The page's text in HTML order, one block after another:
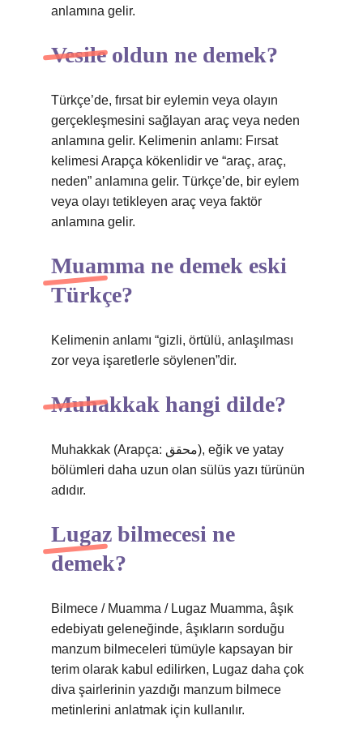
anlamına gelir.
Vesile oldun ne demek?
Türkçe’de, fırsat bir eylemin veya olayın
gerçekleşmesini sağlayan araç veya neden
anlamına gelir. Kelimenin anlamı: Fırsat
kelimesi Arapça kökenlidir ve “araç, araç,
neden” anlamına gelir. Türkçe’de, bir eylem
veya olayı tetikleyen araç veya faktör
anlamına gelir.
Muamma ne demek eski
Türkçe?
Kelimenin anlamı “gizli, örtülü, anlaşılması
zor veya işaretlerle söylenen”dir.
Muhakkak hangi dilde?
Muhakkak (Arapça: محقق), eğik ve yatay
bölümleri daha uzun olan sülüs yazı türünün
adıdır.
Lugaz bilmecesi ne
demek?
Bilmece / Muamma / Lugaz Muamma, âşık
edebiyatı geleneğinde, âşıkların sorduğu
manzum bilmeceleri tümüyle kapsayan bir
terim olarak kabul edilirken, Lugaz daha çok
diva şairlerinin yazdığı manzum bilmece
metinlerini anlatmak için kullanılır.